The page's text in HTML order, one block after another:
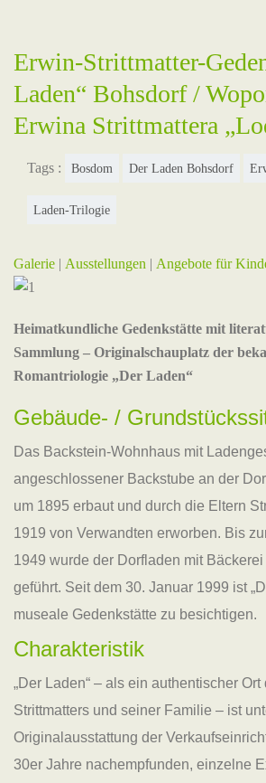
Erwin-Strittmatter-
Laden“ Bohsdorf /
Erwina Strittmattera
Tags : Bosdom Der Laden Bohsdorf
Laden-Trilogie
Galerie | Ausstellungen | Angebote für
Heimatkundliche Gedenkstätte mit
Sammlung – Originalschauplatz der
Romantriologie „Der Laden“
Gebäude- /
Das Backstein-Wohnhaus mit
angeschlossener Backstube an der
um 1895 erbaut und durch die Eltern
1919 von Verwandten erworben. Bis
1949 wurde der Dorfladen mit
geführt. Seit dem 30. Januar 1999 ist
museale Gedenkstätte zu besichtigen.
Charakteristik
„Der Laden“ – als ein authentischer
Strittmatters und seiner Familie – ist
Originalausstattung der
30er Jahre nachempfunden, einzelne